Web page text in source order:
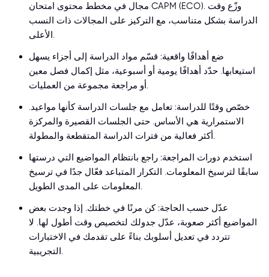
مجال في مخطط محتوى امتحان CAPM (ECO). وزّع وقت
الدراسة بشكل متناسب، مع التركيز على المجالات ذات النسب
الأعلى.
ضع أهدافًا واقعية: قسّم مواد الدراسة إلى أجزاء يسهل
استيعابها. حدّد أهدافًا يومية أو أسبوعية، مثل إكمال فصل معين
أو مراجعة مجموعة من العمليات.
خصّص وقتًا للدراسة: تعامل مع جلسات الدراسة كأنها مواعيد.
الاستمرارية هي الأساس. حتى الجلسات القصيرة والمركزة
أكثر فعالية من فترات الدراسة المتقطعة والمطولة.
استخدم دورات المراجعة: راجع بانتظام المواضيع التي درستها
سابقًا لترسيخ المعلومات. التكرار المتباعد فعّال جدًا في ترسيخ
المعلومات على المدى الطويل.
عدّل حسب الحاجة: كن مرنًا في خطتك. إذا وجدت بعض
المواضيع أكثر صعوبة، عدّل جدولك لتخصيص وقت أطول لها. لا
تتردد في تعديل أسلوبك بناءً على تقدمك في الاختبارات
التجريبية.